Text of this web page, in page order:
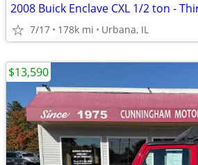
2008 Buick Enclave CXL 1/2 ton -
7/17 178k mi Urbana, IL
$13,590